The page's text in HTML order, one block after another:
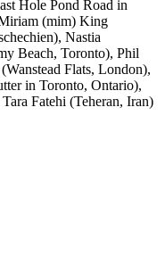
Hole Pond Road in
(mim) King
Nastia
Beach, Toronto), Phil
Flats, London),
in Toronto, Ontario),
Fatehi (Teheran, Iran)